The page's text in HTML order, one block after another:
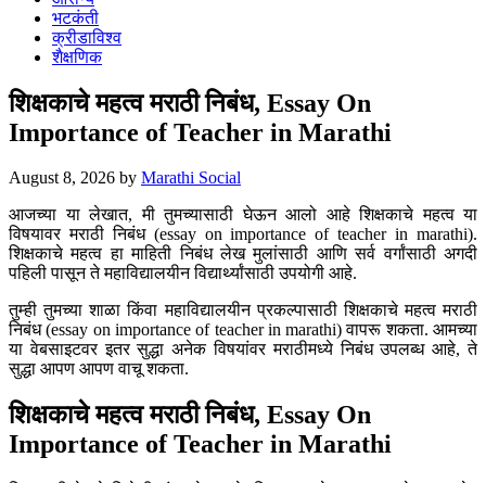
भटकंती
क्रीडाविश्व
शैक्षणिक
शिक्षकाचे महत्व मराठी निबंध, Essay On
Importance of Teacher in Marathi
August 8, 2026 by Marathi Social
आजच्या या लेखात, मी तुमच्यासाठी घेऊन आलो आहे शिक्षकाचे महत्व या
विषयावर मराठी निबंध (essay on importance of teacher in marathi).
शिक्षकाचे महत्व हा माहिती निबंध लेख मुलांसाठी आणि सर्व वर्गांसाठी अगदी
पहिली पासून ते महाविद्यालयीन विद्यार्थ्यांसाठी उपयोगी आहे.
तुम्ही तुमच्या शाळा किंवा महाविद्यालयीन प्रकल्पासाठी शिक्षकाचे महत्व मराठी
निबंध (essay on importance of teacher in marathi) वापरू शकता. आमच्या
या वेबसाइटवर इतर सुद्धा अनेक विषयांवर मराठीमध्ये निबंध उपलब्ध आहे, ते
सुद्धा आपण आपण वाचू शकता.
शिक्षकाचे महत्व मराठी निबंध, Essay On
Importance of Teacher in Marathi